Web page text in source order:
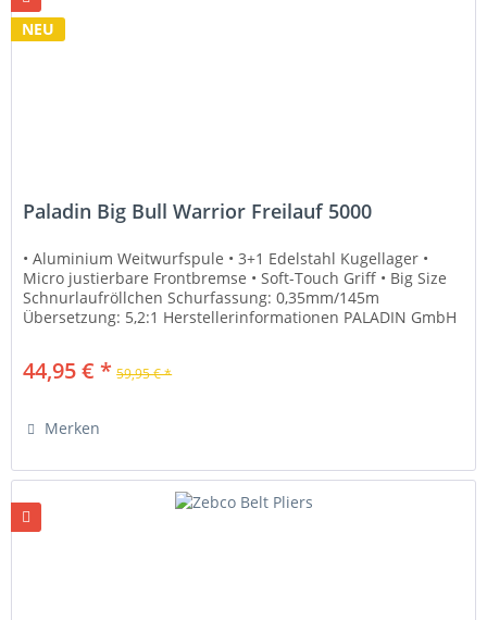
NEU
Paladin Big Bull Warrior Freilauf 5000
• Aluminium Weitwurfspule • 3+1 Edelstahl Kugellager •
Micro justierbare Frontbremse • Soft-Touch Griff • Big Size
Schnurlaufröllchen Schurfassung: 0,35mm/145m
Übersetzung: 5,2:1 Herstellerinformationen PALADIN GmbH
44,95 € * 59,95 € *
Merken